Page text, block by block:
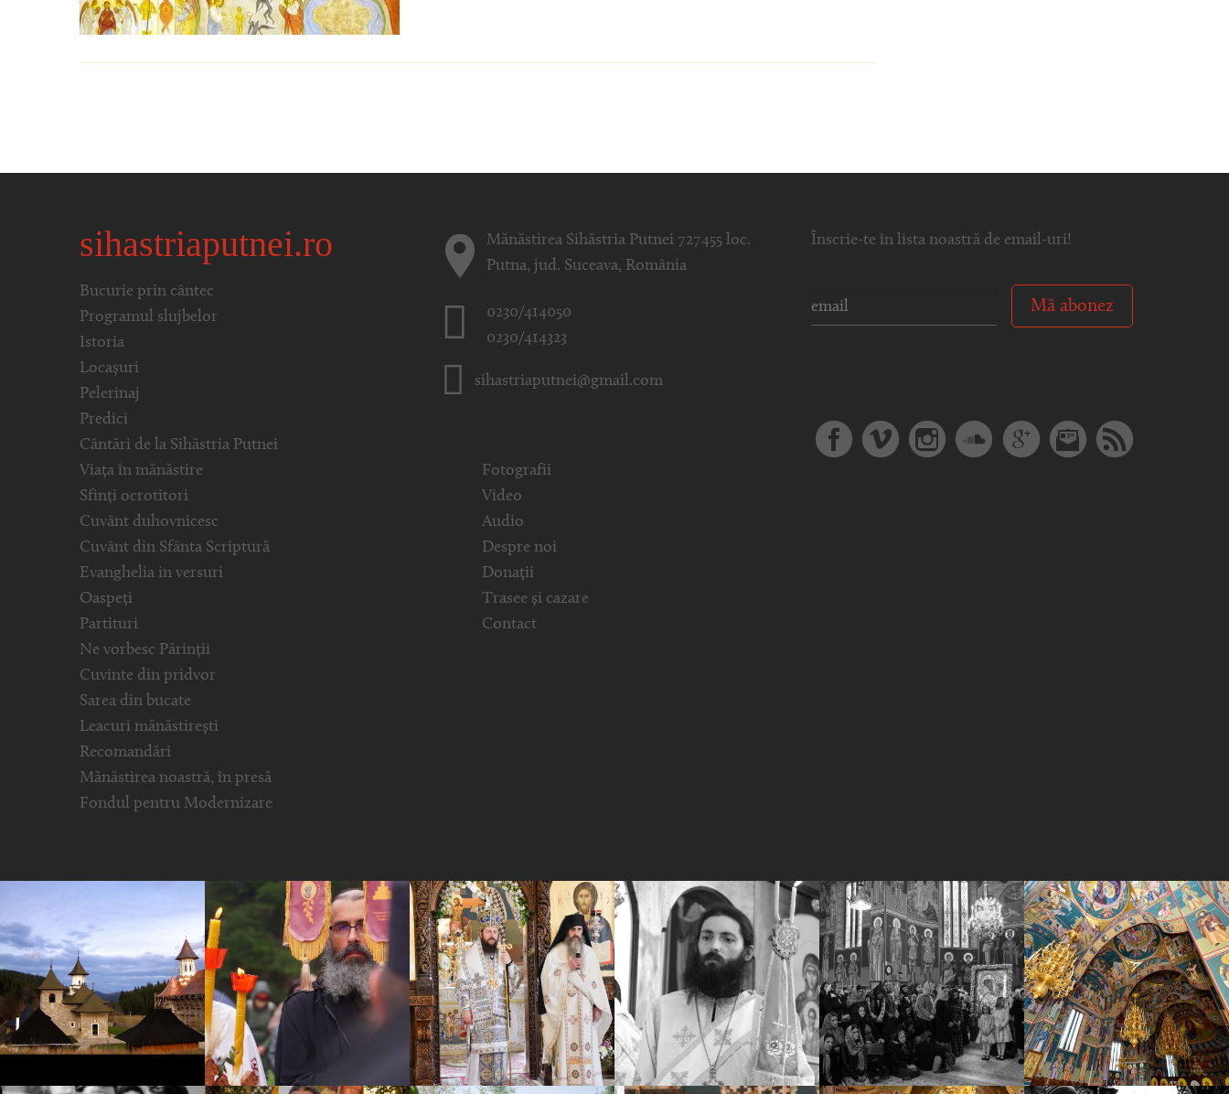
sihastriaputnei.ro
Bucurie prin cântec
Programul slujbelor
Istoria
Locașuri
Pelerinaj
Predici
Cântări de la Sihăstria Putnei
Viața în mănăstire
Sfinți ocrotitori
Cuvânt duhovnicesc
Cuvânt din Sfânta Scriptură
Evanghelia in versuri
Oaspeți
Partituri
Ne vorbesc Părinții
Cuvinte din pridvor
Sarea din bucate
Leacuri mănăstirești
Recomandări
Mănăstirea noastră, în presă
Fondul pentru Modernizare
Mănăstirea Sihăstria Putnei 727455 loc.
Putna, jud. Suceava, România
0230/414050
0230/414323
sihastriaputnei@gmail.com
Fotografii
Video
Audio
Despre noi
Donații
Trasee și cazare
Contact
Înscrie-te în lista noastră de email-uri!
Mă abonez